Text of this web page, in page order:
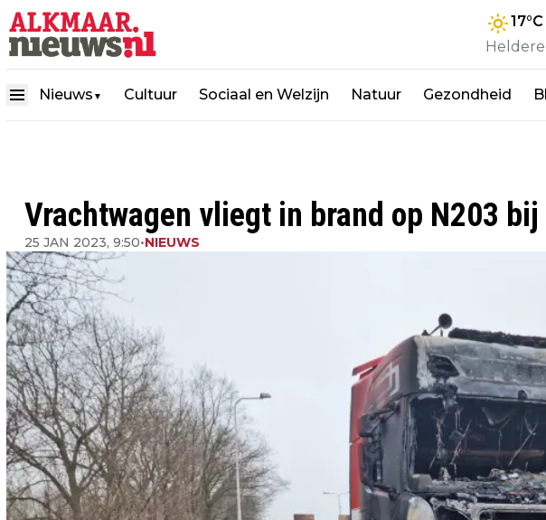
17°C
Heldere
Nieuws ▼ Cultuur Sociaal en Welzijn Natuur Gezondheid
Vrachtwagen vliegt in brand op N203
25 JAN 2023, 9:50•NIEUWS